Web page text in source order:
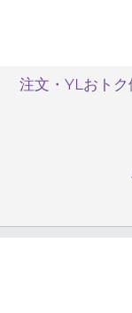
注文・YLおト